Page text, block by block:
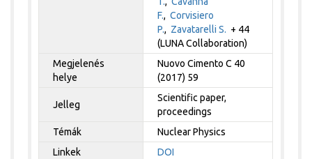
F.,Corvisiero
P., Zavatarelli S. + 44
(LUNA Collaboration)
Megjelenés
helye
Nuovo Cimento C 40
(2017) 59
Jelleg
Scientific paper,
proceedings
Témák
Nuclear Physics
Linkek
DOI